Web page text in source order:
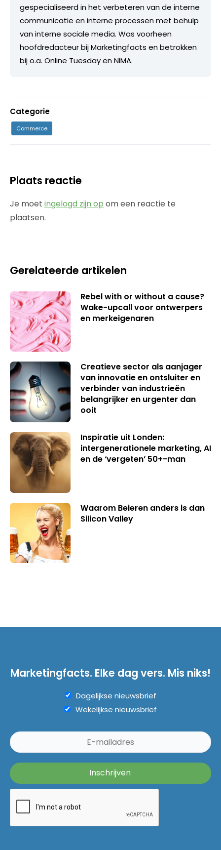
gespecialiseerd in het verbeteren van de interne
communicatie en interne processen met behulp
van interne sociale media. Was voorheen
hoofdredacteur bij Marketingfacts en betrokken
bij o.a. Online Tuesday en NIMA.
Categorie
Commerce
Plaats reactie
Je moet ingelogd zijn op om een reactie te
plaatsen.
Gerelateerde artikelen
Rebel with or without a cause?
Wake-upcall voor ontwerpers
en merkeigenaren
Creatieve sector als aanjager
van innovatie en ontsluiter en
verbinder van industrieën
belangrijker en urgenter dan
ooit
Inspiratie uit Londen:
intergenerationele marketing, AI
en de ‘vergeten’ 50+-man
Waarom Beieren anders is dan
Silicon Valley
Marketingfacts. Elke dag vers. Mis niks!
Dagelijkse nieuwsbrief
Wekelijkse nieuwsbrief